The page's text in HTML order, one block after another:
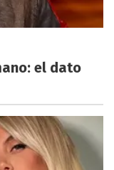
el dato